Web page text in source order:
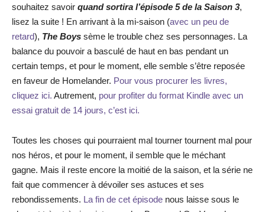
souhaitez savoir quand sortira l’épisode 5 de la Saison 3,
lisez la suite ! En arrivant à la mi-saison (avec un peu de
retard), The Boys sème le trouble chez ses personnages. La
balance du pouvoir a basculé de haut en bas pendant un
certain temps, et pour le moment, elle semble s’être reposée
en faveur de Homelander. Pour vous procurer les livres,
cliquez ici. Autrement, pour profiter du format Kindle avec un
essai gratuit de 14 jours, c’est ici.
Toutes les choses qui pourraient mal tourner tournent mal pour
nos héros, et pour le moment, il semble que le méchant
gagne. Mais il reste encore la moitié de la saison, et la série ne
fait que commencer à dévoiler ses astuces et ses
rebondissements. La fin de cet épisode nous laisse sous le